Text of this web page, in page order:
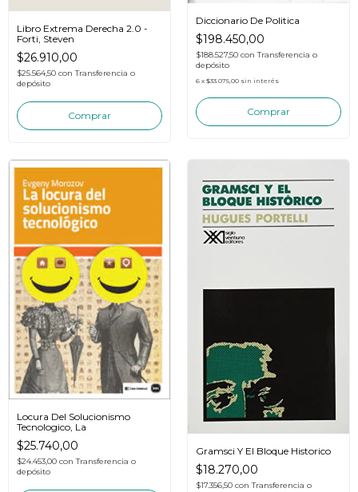
Libro Extrema Derecha 2.0 -
Forti, Steven
$26.910,00
$25.564,50 con Transferencia o
depósito
Diccionario De Politica
$198.450,00
$188.527,50 con Transferencia o
depósito
6 x $33.075,00 sin interés
Locura Del Solucionismo
Tecnologico, La
$25.740,00
$24.453,00 con Transferencia o
depósito
Gramsci Y El Bloque Historico
$18.270,00
$17.356,50 con Transferencia o